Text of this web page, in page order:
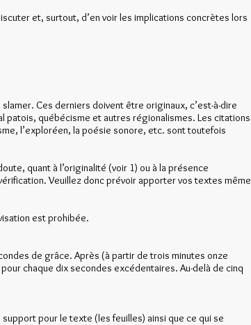
et, surtout, d’en voir les implications concrètes lors
Ces derniers doivent être originaux, c’est-à-dire
patois, québécisme et autres régionalismes. Les citations
l’exploréen, la poésie sonore, etc. sont toutefois
quant à l’originalité (voir 1) ou à la présence
Veuillez donc prévoir apporter vos textes même
est prohibée.
de grâce. Après (à partir de trois minutes onze
chaque dix secondes excédentaires. Au-delà de cinq
pour le texte (les feuilles) ainsi que ce qui se